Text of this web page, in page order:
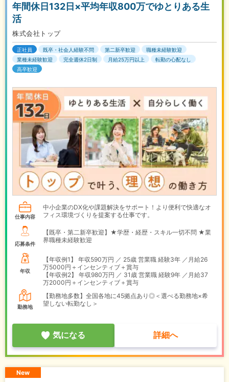
年間休日132日×平均年収800万でゆとりある生
活
株式会社トップ
正社員 既卒・社会人経験不問 第二新卒歓迎
職種未経験歓迎
業種未経験歓迎
完全週休2日制 月給25万円以上
転勤の心配なし
高卒歓迎
仕事内容
中小企業のDX化や課題解決をサポート！より便利で快適なオ
フィス環境づくりを提案する仕事です。
応募条件
【既卒・第二新卒歓迎】★学歴・経歴・スキル一切不問 ★業
界職種未経験歓迎
年収
【年収例1】
年収590万円 ／ 25歳 営業職 経験3年 ／月給26
万5000円＋インセンティブ＋賞与
【年収例2】
年収980万円 ／ 31歳 営業職 経験9年 ／月給37
万2000円＋インセンティブ＋賞与
勤務地
【勤務地多数】全国各地に45拠点あり◎＜選べる勤務地×希
望しない転勤なし＞
気になる 詳細へ
New